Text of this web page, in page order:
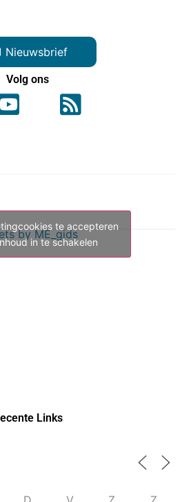
Nieuwsbrief
Volg ons
by ME_gids
te accepteren
in te schakelen
Links